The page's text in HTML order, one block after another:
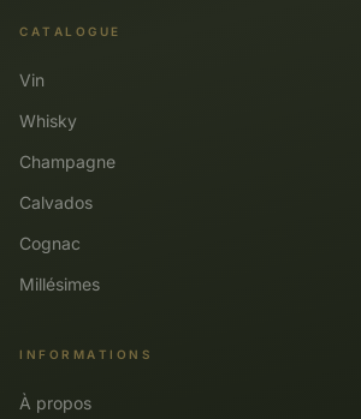
CATALOGUE
Vin
Whisky
Champagne
Calvados
Cognac
Millésimes
INFORMATIONS
À propos